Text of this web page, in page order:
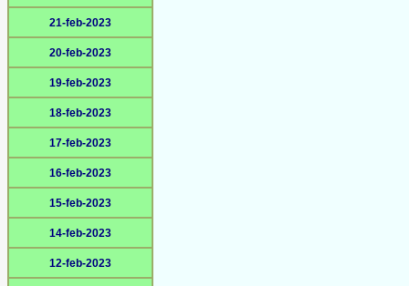
21-feb-2023
20-feb-2023
19-feb-2023
18-feb-2023
17-feb-2023
16-feb-2023
15-feb-2023
14-feb-2023
12-feb-2023